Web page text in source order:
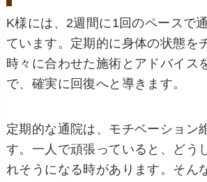
K様には、2週間に1回のペースで
ています。定期的に身体の状態を
時々に合わせた施術とアドバイス
で、確実に回復へと導きます。
定期的な通院は、モチベーション
す。一人で頑張っていると、どう
れそうになる時があります。そん